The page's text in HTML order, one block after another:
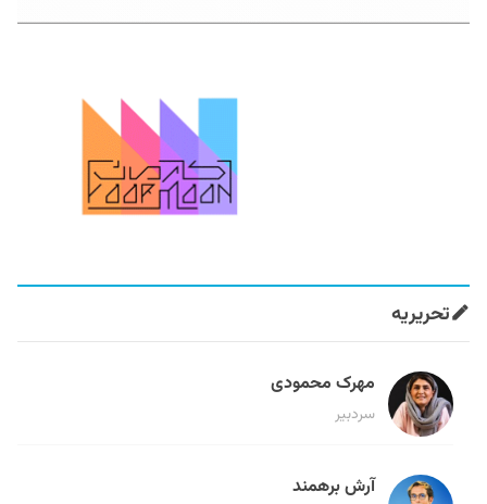
تحریریه
مهرک محمودی
سردبیر
آرش برهمند